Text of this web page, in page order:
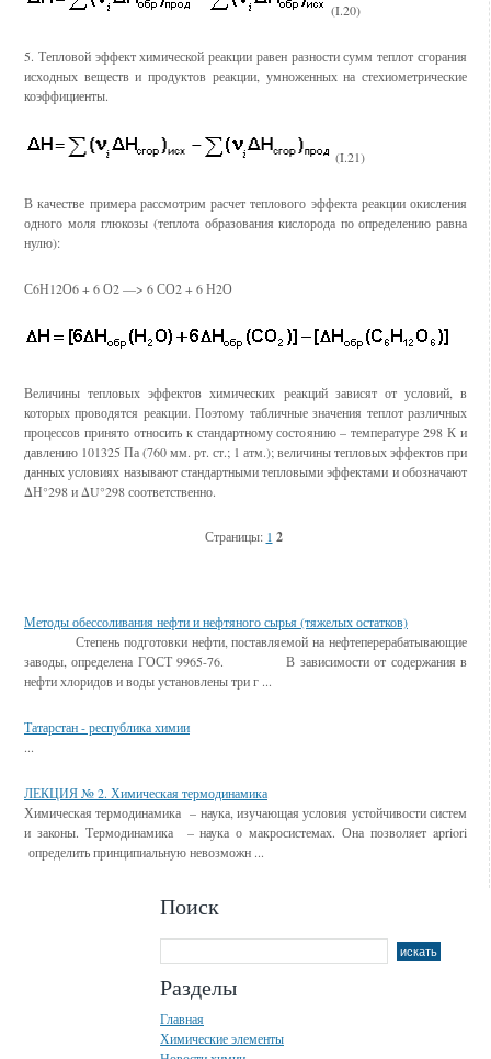
(I.20)
5. Тепловой эффект химической реакции равен разности сумм теплот сгорания
исходных веществ и продуктов реакции, умноженных на стехиометрические
коэффициенты.
(I.21)
В качестве примера рассмотрим расчет теплового эффекта реакции окисления
одного моля глюкозы (теплота образования кислорода по определению равна
нулю):
С6Н12О6 + 6 О2 ––> 6 СО2 + 6 Н2О
Величины тепловых эффектов химических реакций зависят от условий, в
которых проводятся реакции. Поэтому табличные значения теплот различных
процессов принято относить к стандартному состоянию – температуре 298 К и
давлению 101325 Па (760 мм. рт. ст.; 1 атм.); величины тепловых эффектов при
данных условиях называют стандартными тепловыми эффектами и обозначают
ΔН°298 и ΔU°298 соответственно.
Страницы: 1 2
Методы обессоливания нефти и нефтяного сырья (тяжелых остатков)
Степень подготовки нефти, поставляемой на нефтеперерабатывающие
заводы, определена ГОСТ 9965-76. В зависимости от содержания в
нефти хлоридов и воды установлены три г ...
Татарстан - республика химии
...
ЛЕКЦИЯ № 2. Химическая термодинамика
Химическая термодинамика – наука, изучающая условия устойчивости систем
и законы. Термодинамика – наука о макросистемах. Она позволяет apriori
определить принципиальную невозможн ...
Поиск
Разделы
Главная
Химические элементы